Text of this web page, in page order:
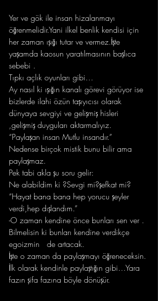
Yer ve gök ile insan hizalanmayı
öğrenmelidir.Yani ilkel benlik kendisi için
her zaman ışığı tutar ve vermez.İşte
yaşamda kaosun yaratılmasının başlıca
sebebi .
Tıpkı açlık oyunları gibi…
Ay nasıl ki ışığın kanalı görevi görüyor ise
bizlerde ilahi özün taşıyıcısı olarak
dünyaya sevgiyi ve gelişmiş hisleri
,gelişmiş duyguları aktarmalıyız.
“Paylaşan insan Mutlu insandır.”
Nedense birçok mistik bunu bilir ama
paylaşmaz.
Pek tabi akla şu soru gelir:
Ne alabildim ki ?Sevgi mi?şefkat mi?
“Hayat bana bana hep yorucu şeyler
verdi,hep dışlandım.”
-O zaman kendine önce bunları sen ver .
Bilmelisin ki bunları kendine verdikçe
egoizmin   de artacak.
İşte o zaman da paylaşmayı öğreneceksin.
İlk olarak kendinle paylaştığın gibi…Yara
fazın şifa fazına böyle dönüşür.